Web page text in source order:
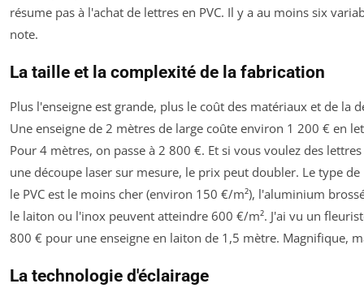
résume pas à l'achat de lettres en PVC. Il y a au moins six
note.
La taille et la complexité de la fabrication
Plus l'enseigne est grande, plus le coût des matériaux et de la
Une enseigne de 2 mètres de large coûte environ 1 200 € en
Pour 4 mètres, on passe à 2 800 €. Et si vous voulez des
une découpe laser sur mesure, le prix peut doubler. Le type
le PVC est le moins cher (environ 150 €/m²), l'aluminium
le laiton ou l'inox peuvent atteindre 600 €/m². J'ai vu un
800 € pour une enseigne en laiton de 1,5 mètre. Magnifique,
La technologie d'éclairage